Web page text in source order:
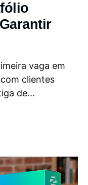
vaga em
clientes
de...